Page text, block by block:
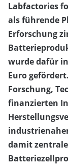
Labfactories
als führende
Erforschung
wurde dafür
Euro
Forschung,
finanzierten
damit